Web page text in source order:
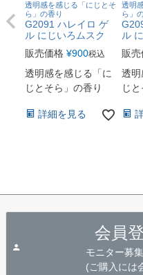
透明感を感じる「にじとそ
ら」の香り
G2091 ハレイロ ゲ
ル にじいろムスク
販売価格 ¥900税込
透明感を感じる「に
じとそら」の香り
詳細を見る
透明
ら」
ル
販売
透明
じ
会員
モニター募
(ご購入には